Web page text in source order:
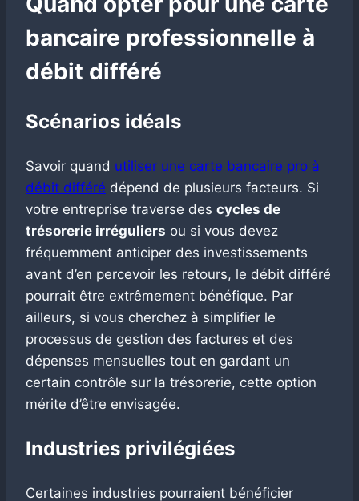
bancaire professionnelle à
débit différé
Scénarios idéals
Savoir quand utiliser une carte bancaire pro à
débit différé dépend de plusieurs facteurs. Si
votre entreprise traverse des cycles de
trésorerie irréguliers ou si vous devez
fréquemment anticiper des investissements
avant d’en percevoir les retours, le débit différé
pourrait être extrêmement bénéfique. Par
ailleurs, si vous cherchez à simplifier le
processus de gestion des factures et des
dépenses mensuelles tout en gardant un
certain contrôle sur la trésorerie, cette option
mérite d’être envisagée.
Industries privilégiées
Certaines industries pourraient bénéficier